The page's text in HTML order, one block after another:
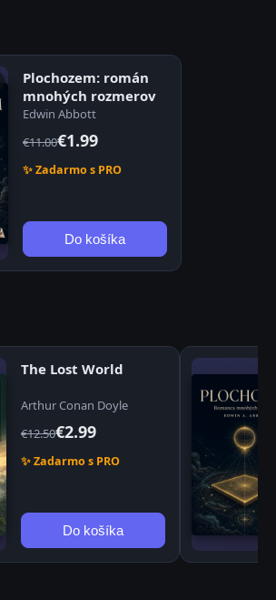
Plochozem: román
mnohých rozmerov
Edwin Abbott
€11.00€1.99
✨ Zadarmo s PRO
Do košíka
The Lost World
Arthur Conan Doyle
€12.50€2.99
✨ Zadarmo s PRO
Do košíka